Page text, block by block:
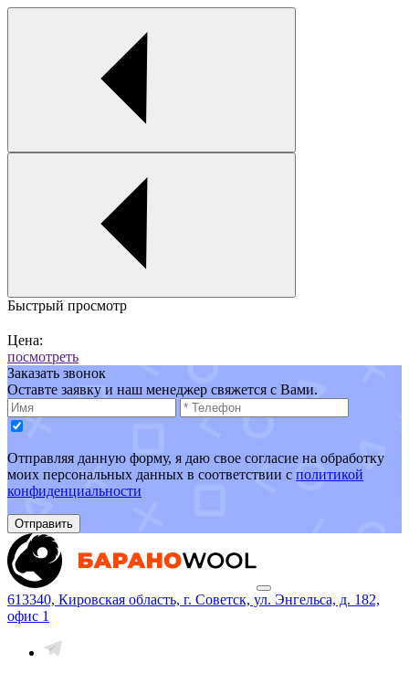
Быстрый просмотр
Цена:
посмотреть
Заказать звонок
Оставте заявку и наш менеджер свяжется с Вами.
Отправляя данную форму, я даю свое согласие на обработку
моих персональных данных в соответствии с политикой
конфиденциальности
Отправить
613340, Кировская область, г. Советск, ул. Энгельса, д. 182,
офис 1